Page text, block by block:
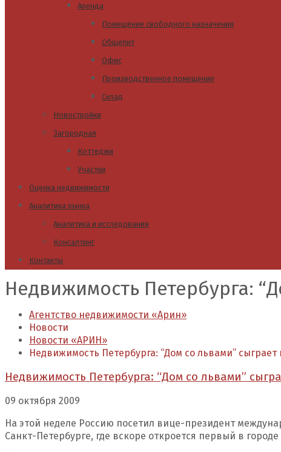
Аренда
Помещение свободного назначения
Общепит
Офис
Производственное помещение
Склад
Новостройки
Загородная
Коттеджи
Участки
Оценка недвижимости
Аналитика рынка
Аналитика и исследования
Консалтинг
Контакты
Недвижимость Петербурга:
Агентство недвижимости «Арин»
Новости
Новости «АРИН»
Недвижимость Петербурга: “Дом со львами”
Недвижимость Петербурга: “Дом со львами”
09 октября 2009
На этой неделе Россию посетил вице-президент
Санкт-Петербурге, где вскоре откроется первый в городе